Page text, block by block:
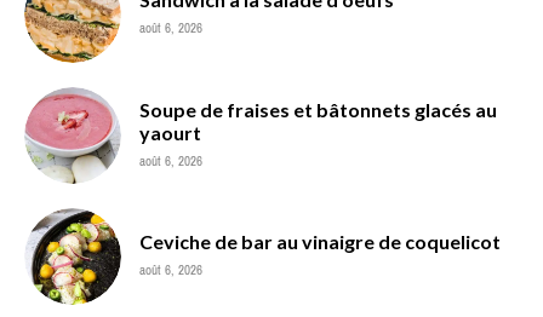
août 6, 2026
Soupe de fraises et bâtonnets glacés au
yaourt
août 6, 2026
Ceviche de bar au vinaigre de coquelicot
août 6, 2026